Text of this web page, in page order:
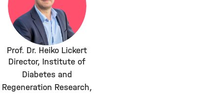
Prof. Dr. Heiko Lickert
Director, Institute of
Diabetes and
Regeneration Research,